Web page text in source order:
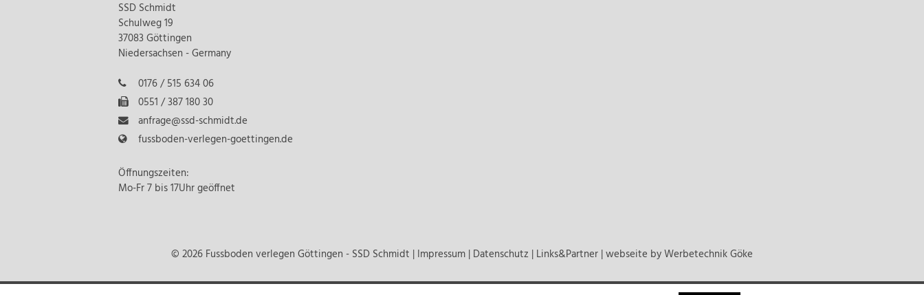
SSD Schmidt
Schulweg 19
37083 Göttingen
Niedersachsen - Germany
0176 / 515 634 06
0551 / 387 180 30
anfrage@ssd-schmidt.de
fussboden-verlegen-goettingen.de
Öffnungszeiten:
Mo-Fr 7 bis 17Uhr geöffnet
© 2026 Fussboden verlegen Göttingen - SSD Schmidt | Impressum | Datenschutz | Links&Partner | webseite byWerbetechnik Göke